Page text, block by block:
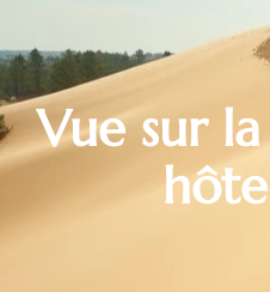
Vue sur